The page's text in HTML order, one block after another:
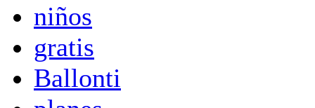
niños
gratis
Ballonti